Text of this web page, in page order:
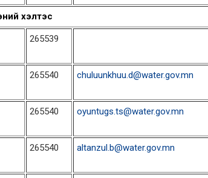
хэлтэс
265539
265540 chuluunkhuu.d@water.gov.mn
265540 oyuntugs.ts@water.gov.mn
265540 altanzul.b@water.gov.mn